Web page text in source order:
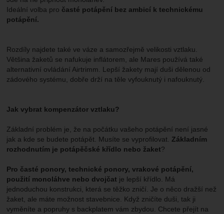
Ideální volba pro časté potápění bez ambicí k technickému
potápění.
Rozdíly najdete také ve váze a samozřejmě velikosti vztlaku.
Většina žaketů se nafukuje inflátorem, ale Mares používá také
alternativní ovládání Airtrimm. Lepší žakety mají duši dělenou od
zádového systému, dobře drží na těle vyfouknutý i nafouknutý.
Jak vybrat kompenzátor vztlaku?
Základní problém je, že na počátku vašeho potápění není jasné
jak a kde se budete potápět. Musíte se vyprofilovat. Základním
rozhodnutím je potápěčské křídlo nebo žaket?
Pro časté ponory, technické ponory, vrakové potápění,
použití monoláhve nebo dvojčat je lepší křídlo. Má
jednoduchou konstrukci, která se těžko zničí. Je o něco dražší než
žaket, ale máte možnost stavebnice. Když zničíte duši, tak ji
vyměníte a popruhy s backplatem vám zbydou. Chcete přejít na